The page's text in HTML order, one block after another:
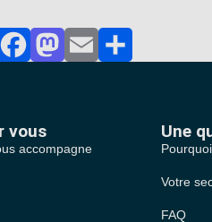
FacebookMastodon
EmailPartager
vous
accompagne
Une
Votre
FAQ